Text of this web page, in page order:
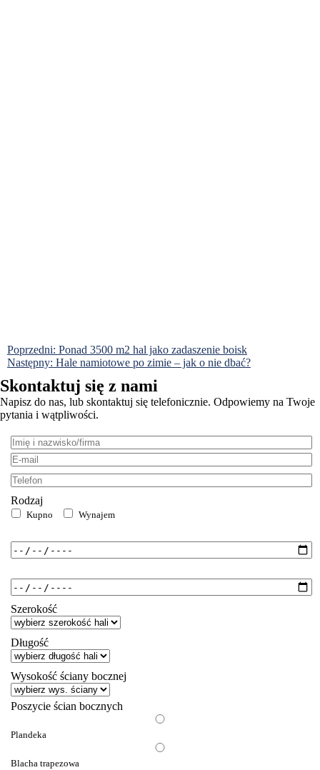
Nawigacja
wpisu
Poprzedni: Ponad 3500 m2 hal jako zadaszenie boisk
Następny: Hale namiotowe po zimie – jak o nie dbać?
Skontaktuj się z nami
Napisz do nas, lub skontaktuj się telefonicznie. Odpowiemy na Twoje
pytania i wątpliwości.
Imię
i
nazwisko/firma:
E-
mail:
Telefon:
Rodzaj
Kupno Wynajem
Szerokość
Długość
Wysokość ściany bocznej
Poszycie ścian bocznych
Plandeka
Blacha trapezowa